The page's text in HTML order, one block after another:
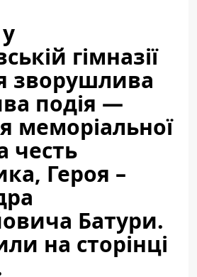
гімназії
зворушлива
подія —
меморіальної
честь
Героя –
Батури.
на сторінці